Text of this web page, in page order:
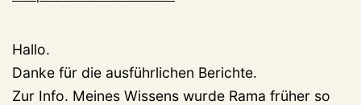
Hallo.
Danke für die ausführlichen Berichte.
Zur Info. Meines Wissens wurde Rama früher so